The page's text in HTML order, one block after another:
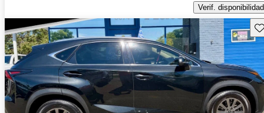
Verif. disponibilidad